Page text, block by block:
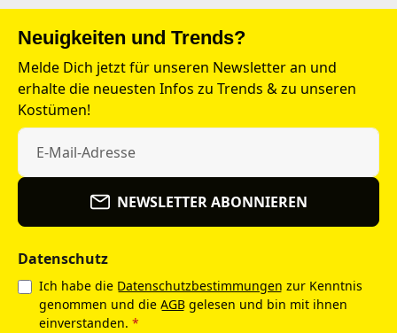
Neuigkeiten und Trends?
Melde Dich jetzt für unseren Newsletter an und
erhalte die neuesten Infos zu Trends & zu unseren
Kostümen!
NEWSLETTER ABONNIEREN
Datenschutz
Ich habe die Datenschutzbestimmungen zur Kenntnis
genommen und die AGB gelesen und bin mit ihnen
einverstanden. *